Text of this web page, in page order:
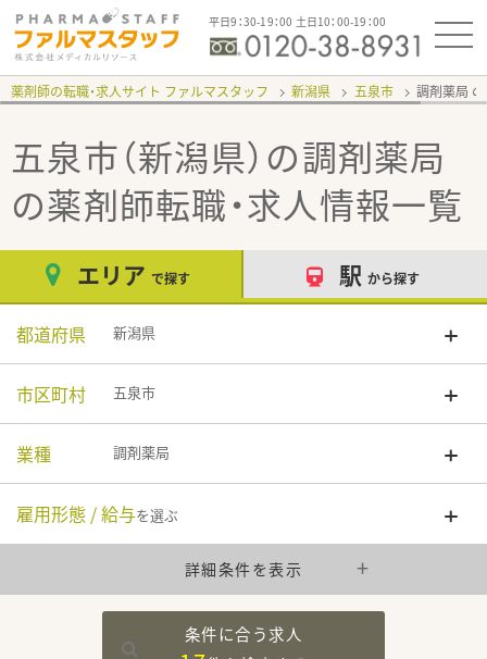
平日9：30-19：00 土日10：00-19：00
薬剤師の転職・求人サイト ファルマスタッフ 新潟県 五泉市 調剤薬局
五泉市（新潟県）の調剤薬局
の薬剤師転職・求人情報一覧
エリア で探す 駅 から探す
都道府県 新潟県
市区町村 五泉市
業種 調剤薬局
雇用形態 / 給与を選ぶ
詳細条件を表示
条件に合う求人